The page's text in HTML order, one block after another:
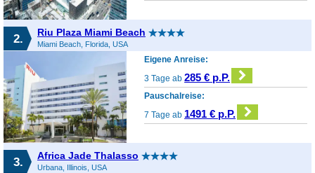
2. Riu Plaza Miami Beach
Miami Beach, Florida, USA
Eigene Anreise:
3 Tage ab285 € p.P.
Pauschalreise:
7 Tage ab 1491 € p.P.
3. Africa Jade Thalasso
Urbana, Illinois, USA